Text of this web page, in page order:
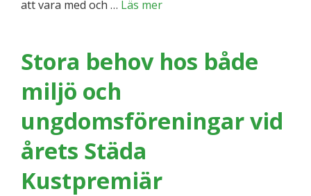
att vara med och … Läs mer
Stora behov hos både
miljö och
ungdomsföreningar vid
årets Städa
Kustpremiär